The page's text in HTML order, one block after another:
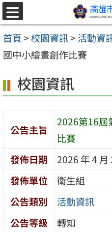
跳至主要內容區
選
單
首頁>校園資訊> 活動資
國中小繪畫創作比賽
校園資訊
公告主旨
2026第16屆
比賽
發佈日期
2026 年 4 月
發佈單位
衛生組
公告類別
活動資訊
公告等級
轉知